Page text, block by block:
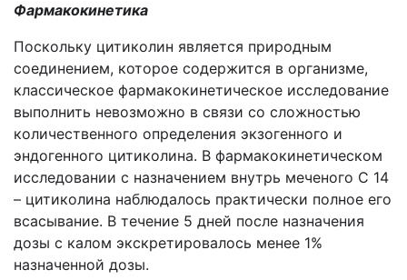
Фармакокинетика
Поскольку цитиколин является природным
соединением, которое содержится в организме,
классическое фармакокинетическое исследование
выполнить невозможно в связи со сложностью
количественного определения экзогенного и
эндогенного цитиколина. В фармакокинетическом
исследовании с назначением внутрь меченого С 14
– цитиколина наблюдалось практически полное его
всасывание. В течение 5 дней после назначения
дозы с калом экскретировалось менее 1%
назначенной дозы.